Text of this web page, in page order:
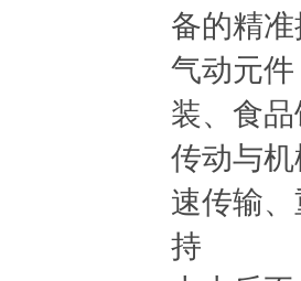
备的精
气动元
装、食
传动与
速传输
持